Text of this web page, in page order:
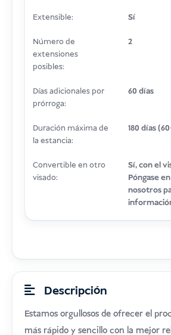
Extensible: Sí
Número de
extensiones
posibles:
2
Días adicionales por
prórroga:
60 días
Duración máxima de
la estancia:
180 días
Convertible en otro
visado:
Sí, con el
Póngase
nosotros
Descripción
Estamos orgullosos de ofrecer el
más rápido y sencillo con la mejor